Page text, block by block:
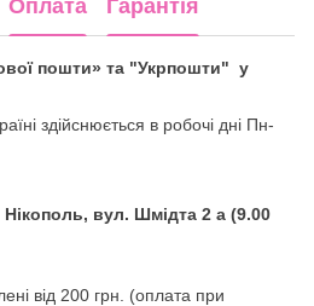
Оплата Гарантія
пошти» та "Укрпошти" у
здійснюється в робочі дні Пн-
вул. Шмідта 2 а (9.00
від 200 грн. (оплата при